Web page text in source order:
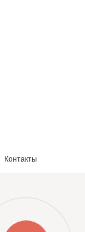
Контакты